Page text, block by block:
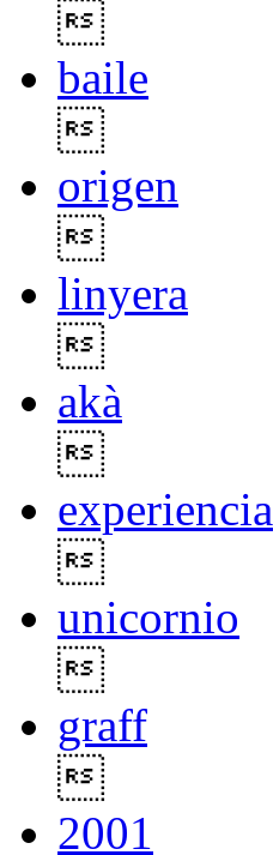
baile
origen
linyera
akà
experiencia
unicornio
graff
2001